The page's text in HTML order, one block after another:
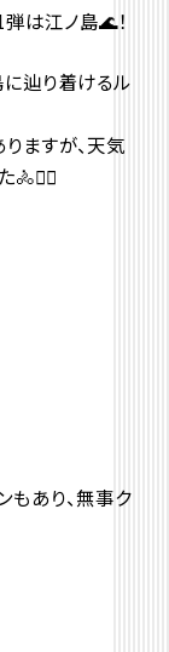
は江ノ島🌊！
辿り着けるル
ますが、天気
🚴🚴‍♂️
もあり、無事ク